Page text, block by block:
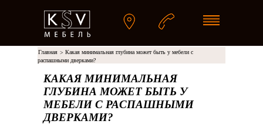
Главная > Какая минимальная глубина может быть у мебели с
распашными дверками?
КАКАЯ МИНИМАЛЬНАЯ
ГЛУБИНА МОЖЕТ БЫТЬ У
МЕБЕЛИ С РАСПАШНЫМИ
ДВЕРКАМИ?